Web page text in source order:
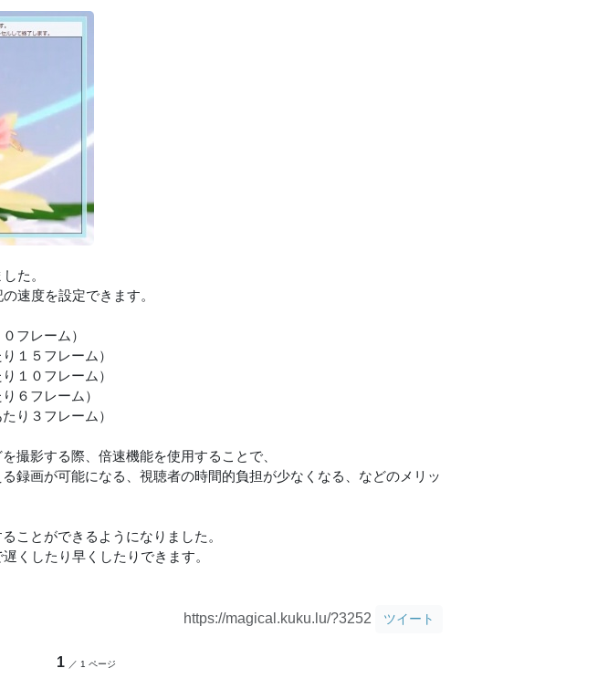
た。
速度を設定できます。
フレーム）
１５フレーム）
１０フレーム）
６フレーム）
り３フレーム）
撮影する際、倍速機能を使用することで、
録画が可能になる、視聴者の時間的負担が少なくなる、などのメリッ
ことができるようになりました。
くしたり早くしたりできます。
https://magical.kuku.lu/?3252 ツイート
1 ／ 1 ページ